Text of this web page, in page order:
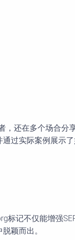
，还在多个场合
过实际案例展示
标记不仅能增强
颖而出。